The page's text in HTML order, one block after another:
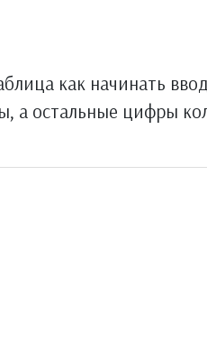
как начинать
а остальные цифры